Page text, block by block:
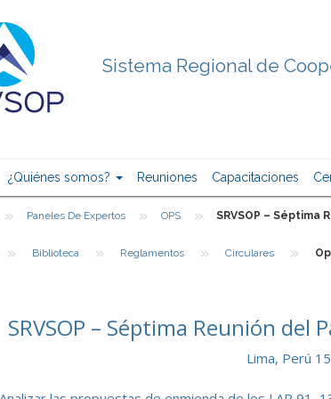
Sistema Regional de
¿Quiénes somos? Reuniones Capacitaciones
» Paneles De Expertos » OPS » SRVSOP – Séptima
» Biblioteca » Reglamentos » Circulares »
SRVSOP – Séptima Reunión del
Lima, Perú